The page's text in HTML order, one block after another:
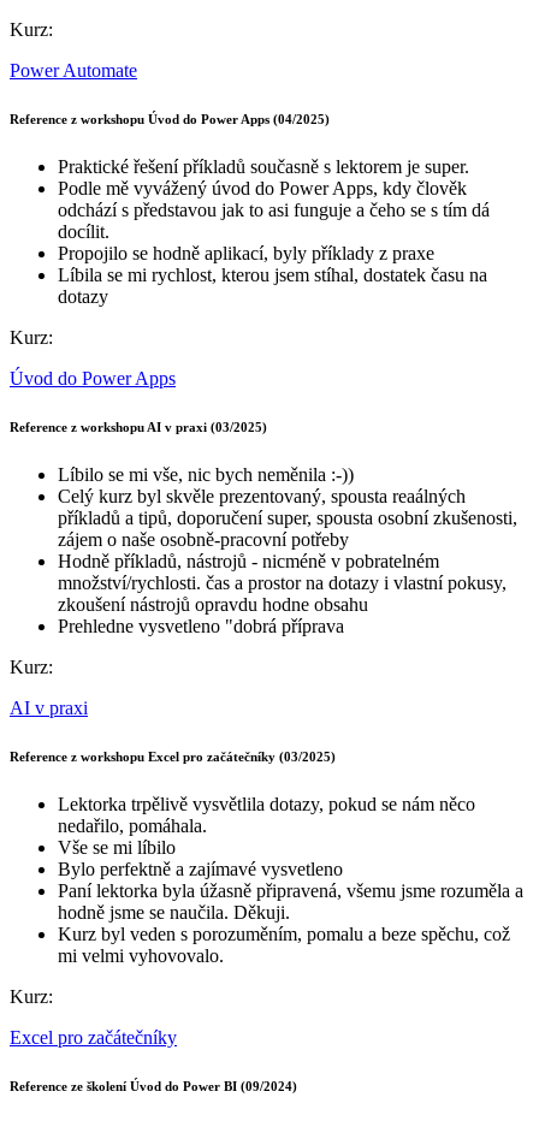
Kurz:
Power Automate
Reference z workshopu Úvod do Power Apps (04/2025)
Praktické řešení příkladů současně s lektorem je super.
Podle mě vyvážený úvod do Power Apps, kdy člověk
odchází s představou jak to asi funguje a čeho se s tím dá
docílit.
Propojilo se hodně aplikací, byly příklady z praxe
Líbila se mi rychlost, kterou jsem stíhal, dostatek času na
dotazy
Kurz:
Úvod do Power Apps
Reference z workshopu AI v praxi (03/2025)
Líbilo se mi vše, nic bych neměnila :-))
Celý kurz byl skvěle prezentovaný, spousta reaálných
příkladů a tipů, doporučení super, spousta osobní zkušenosti,
zájem o naše osobně-pracovní potřeby
Hodně příkladů, nástrojů - nicméně v pobratelném
množství/rychlosti. čas a prostor na dotazy i vlastní pokusy,
zkoušení nástrojů opravdu hodne obsahu
Prehledne vysvetleno "dobrá příprava
Kurz:
AI v praxi
Reference z workshopu Excel pro začátečníky (03/2025)
Lektorka trpělivě vysvětlila dotazy, pokud se nám něco
nedařilo, pomáhala.
Vše se mi líbilo
Bylo perfektně a zajímavé vysvetleno
Paní lektorka byla úžasně připravená, všemu jsme rozuměla a
hodně jsme se naučila. Děkuji.
Kurz byl veden s porozuměním, pomalu a beze spěchu, což
mi velmi vyhovovalo.
Kurz:
Excel pro začátečníky
Reference ze školení Úvod do Power BI (09/2024)